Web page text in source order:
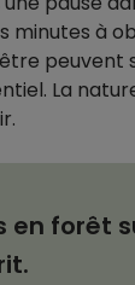
minutes à
peuvent
La
en forêt